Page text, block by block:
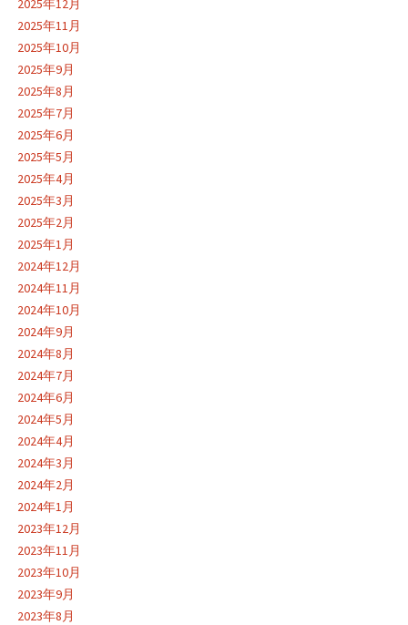
2025年12月
2025年11月
2025年10月
2025年9月
2025年8月
2025年7月
2025年6月
2025年5月
2025年4月
2025年3月
2025年2月
2025年1月
2024年12月
2024年11月
2024年10月
2024年9月
2024年8月
2024年7月
2024年6月
2024年5月
2024年4月
2024年3月
2024年2月
2024年1月
2023年12月
2023年11月
2023年10月
2023年9月
2023年8月